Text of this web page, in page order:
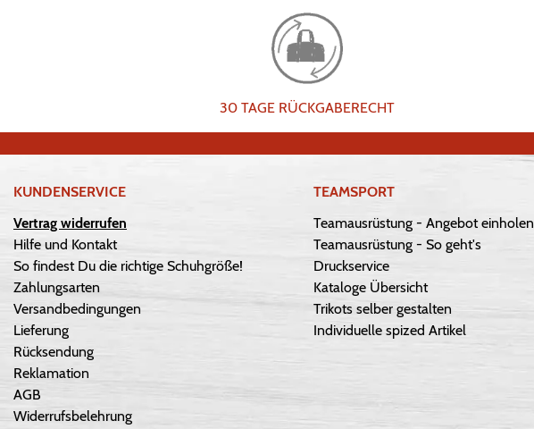
30 TAGE RÜCKGABERECHT
KUNDENSERVICE
Vertrag widerrufen
Hilfe und Kontakt
So findest Du die richtige Schuhgröße!
Zahlungsarten
Versandbedingungen
Lieferung
Rücksendung
Reklamation
AGB
Widerrufsbelehrung
TEAMSPORT
Teamausrüstung - Angebot einholen
Teamausrüstung - So geht's
Druckservice
Kataloge Übersicht
Trikots selber gestalten
Individuelle spized Artikel